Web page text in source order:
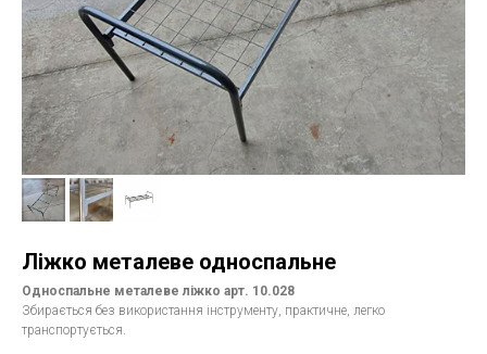
Ліжко металеве односпальне
Односпальне металеве ліжко арт. 10.028
Збирається без використання інструменту, практичнe, легко
транспортується.